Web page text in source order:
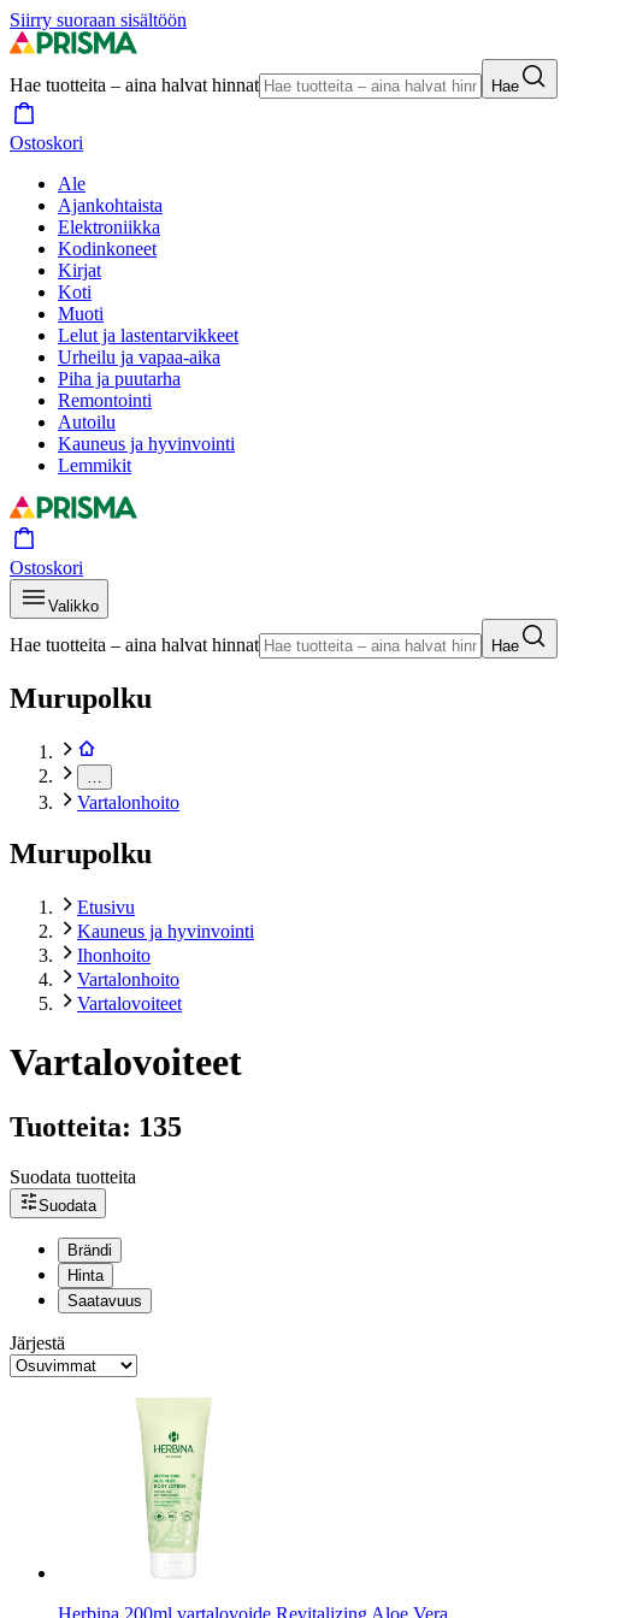
Siirry suoraan sisältöön
Hae tuotteita – aina halvat hinnat Hae
Ostoskori
Ale
Ajankohtaista
Elektroniikka
Kodinkoneet
Kirjat
Koti
Muoti
Lelut ja lastentarvikkeet
Urheilu ja vapaa-aika
Piha ja puutarha
Remontointi
Autoilu
Kauneus ja hyvinvointi
Lemmikit
Ostoskori
Valikko
Hae tuotteita – aina halvat hinnat Hae
Murupolku
Vartalonhoito
Murupolku
Etusivu
Kauneus ja hyvinvointi
Ihonhoito
Vartalonhoito
Vartalovoiteet
Vartalovoiteet
Tuotteita: 135
Suodata tuotteita
Suodata
Brändi
Hinta
Saatavuus
Järjestä